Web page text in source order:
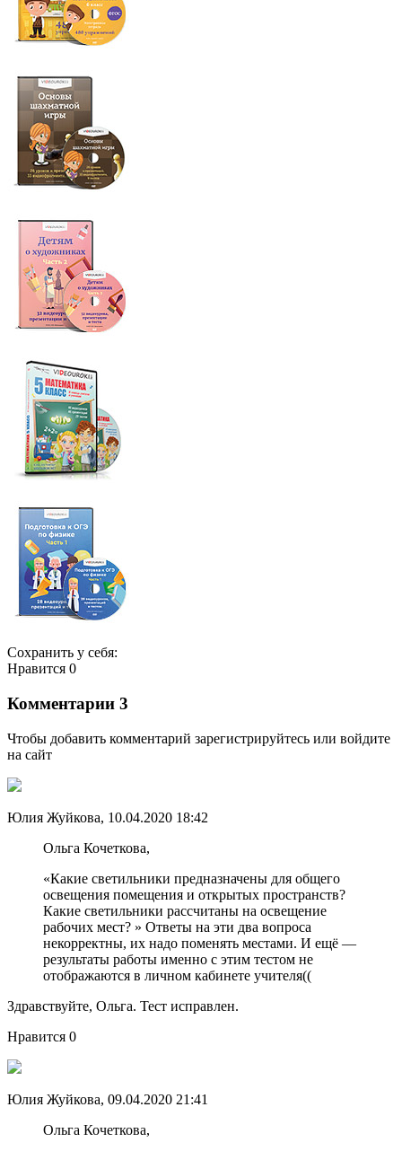
Сохранить у себя:
Нравится 0
Комментарии 3
Чтобы добавить комментарий зарегистрируйтесь или войдите
на сайт
Юлия Жуйкова, 10.04.2020 18:42
Ольга Кочеткова,
«Какие светильники предназначены для общего
освещения помещения и открытых пространств?
Какие светильники рассчитаны на освещение
рабочих мест? » Ответы на эти два вопроса
некорректны, их надо поменять местами. И ещё —
результаты работы именно с этим тестом не
отображаются в личном кабинете учителя((
Здравствуйте, Ольга. Тест исправлен.
Нравится 0
Юлия Жуйкова, 09.04.2020 21:41
Ольга Кочеткова,